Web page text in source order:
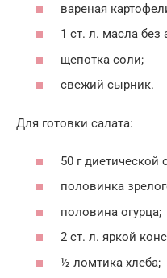
вареная
1 ст. л. масла без
щепотка соли;
свежий сырник.
Для готовки салата:
50 г диетической
половинка
половина огурца;
2 ст. л. яркой
½ ломтика хлеба;